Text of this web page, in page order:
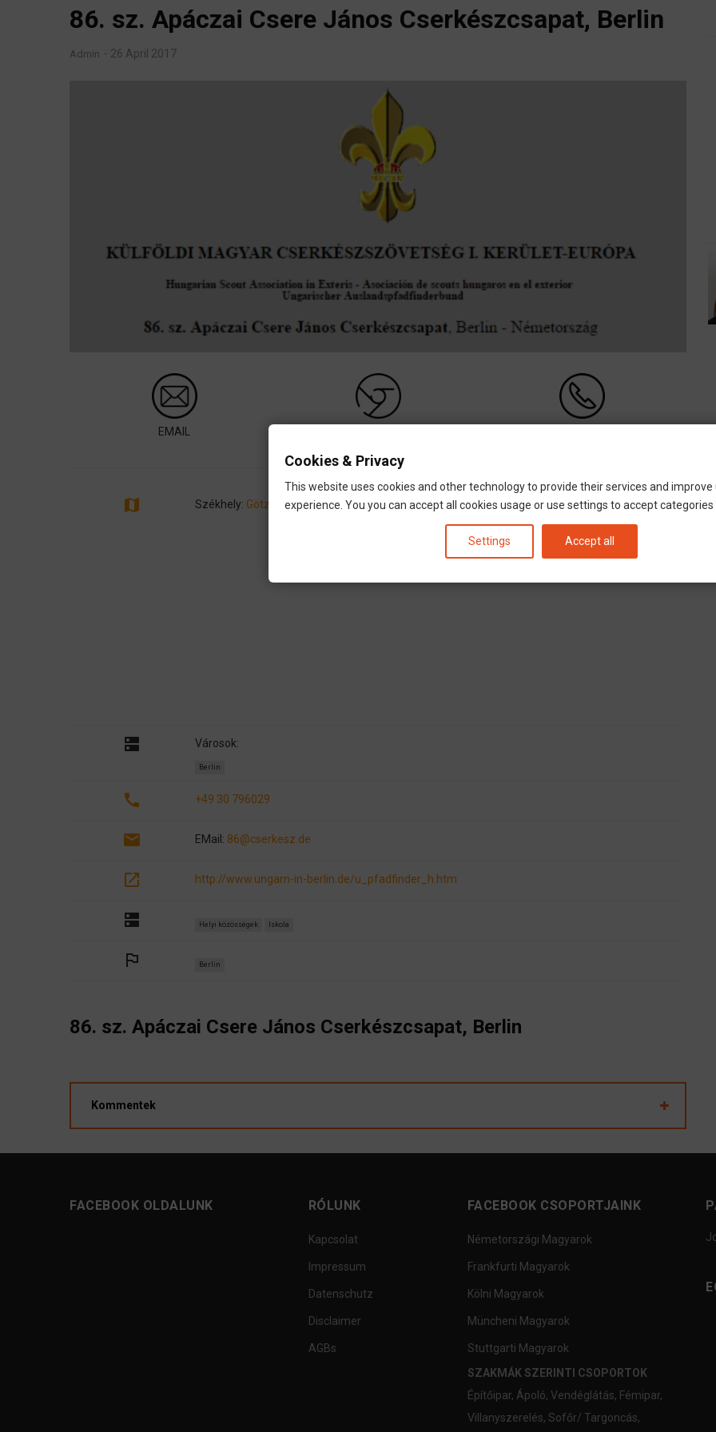
86. sz. Apáczai Csere János Cserkészcsapat, Berlin
Admin 26 April 2017
EMAIL
map Székhely: Götzstr. 65 , 12099 Berlin-Tempelhof
dns Városok:
Berlin
call +49 30 796029
email EMail: 86@cserkesz.de
open_in_new http://www.ungarn-in-berlin.de/u_pfadfinder_h.htm
dns Helyi közösségek Iskola
outlined_flag Berlin
86. sz. Apáczai Csere János Cserkészcsapat, Berlin
Kommentek
FACEBOOK OLDALUNK RÓLUNK
Kapcsolat
Impressum
Datenschutz
Disclaimer
AGBs
FACEBOOK CSOPORTJAINK
Németországi Magyarok
Frankfurti Magyarok
Kölni Magyarok
Müncheni Magyarok
Stuttgarti Magyarok
SZAKMÁK SZERINTI CSOPORTOK
Építőipar, Ápoló, Vendéglátás, Fémipar,
Villanyszerelés, Sofőr/ Targoncás,
Cookies & Privacy
This website uses cookies and other technology to provide their services and improve
experience. You you can accept all cookies usage or use settings to accept categories
Settings Accept all